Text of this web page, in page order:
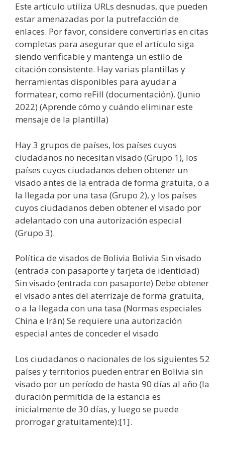
Este artículo utiliza URLs desnudas, que pueden
estar amenazadas por la putrefacción de
enlaces. Por favor, considere convertirlas en citas
completas para asegurar que el artículo siga
siendo verificable y mantenga un estilo de
citación consistente. Hay varias plantillas y
herramientas disponibles para ayudar a
formatear, como reFill (documentación). (Junio
2022) (Aprende cómo y cuándo eliminar este
mensaje de la plantilla)
Hay 3 grupos de países, los países cuyos
ciudadanos no necesitan visado (Grupo 1), los
países cuyos ciudadanos deben obtener un
visado antes de la entrada de forma gratuita, o a
la llegada por una tasa (Grupo 2), y los países
cuyos ciudadanos deben obtener el visado por
adelantado con una autorización especial
(Grupo 3).
Política de visados de Bolivia Bolivia Sin visado
(entrada con pasaporte y tarjeta de identidad)
Sin visado (entrada con pasaporte) Debe obtener
el visado antes del aterrizaje de forma gratuita,
o a la llegada con una tasa (Normas especiales
China e Irán) Se requiere una autorización
especial antes de conceder el visado
Los ciudadanos o nacionales de los siguientes 52
países y territorios pueden entrar en Bolivia sin
visado por un período de hasta 90 días al año (la
duración permitida de la estancia es
inicialmente de 30 días, y luego se puede
prorrogar gratuitamente):[1].